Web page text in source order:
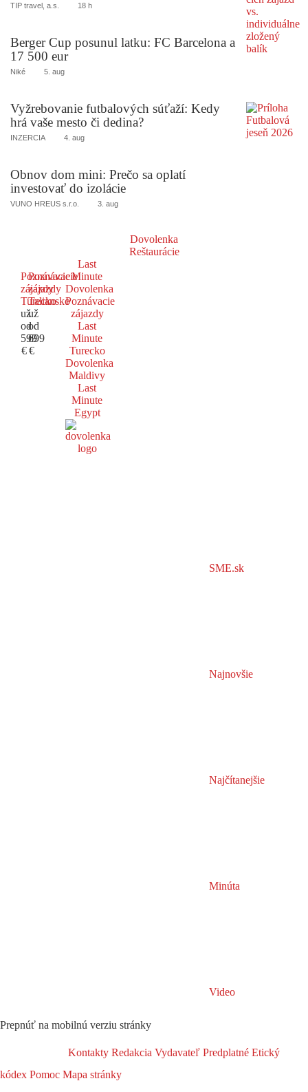
TIP travel, a.s. 18 h
Berger Cup posunul latku: FC Barcelona a
17 500 eur
Niké 5. aug
Vyžrebovanie futbalových súťaží: Kedy
hrá vaše mesto či dedina?
INZERCIA 4. aug
Obnov dom mini: Prečo sa oplatí
investovať do izolácie
VUNO HREUS s.r.o. 3. aug
Dovolenka
Reštaurácie
Poznávacie
zájazdy
Turecko
už
od
599
€
Poznávacie
zájazdy
Taliansko
už
od
699
€
Last
Minute
Dovolenka
Poznávacie
zájazdy
Last
Minute
Turecko
Dovolenka
Maldivy
Last
Minute
Egypt
SME.sk
Najnovšie
Najčítanejšie
Minúta
Video
Prepnúť na mobilnú verziu stránky
Kontakty Redakcia Vydavateľ Predplatné Etický
kódex Pomoc Mapa stránky